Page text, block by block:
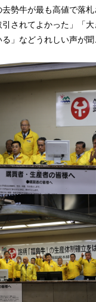
勢牛が最も高値で落
されてよかった」「
」などうれしい声が聞